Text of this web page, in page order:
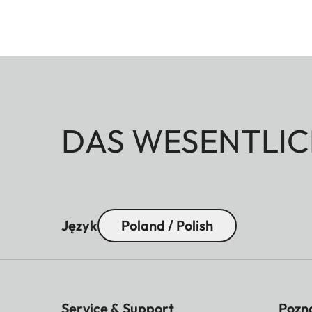
DAS
Język Poland / Polish
Service & Support